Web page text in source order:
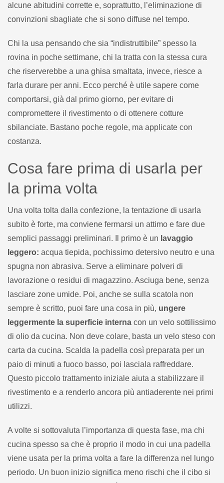
alcune abitudini corrette e, soprattutto, l’eliminazione di
convinzioni sbagliate che si sono diffuse nel tempo.
Chi la usa pensando che sia “indistruttibile” spesso la
rovina in poche settimane, chi la tratta con la stessa cura
che riserverebbe a una ghisa smaltata, invece, riesce a
farla durare per anni. Ecco perché è utile sapere come
comportarsi, già dal primo giorno, per evitare di
compromettere il rivestimento o di ottenere cotture
sbilanciate. Bastano poche regole, ma applicate con
costanza.
Cosa fare prima di usarla per
la prima volta
Una volta tolta dalla confezione, la tentazione di usarla
subito è forte, ma conviene fermarsi un attimo e fare due
semplici passaggi preliminari. Il primo è un lavaggio
leggero: acqua tiepida, pochissimo detersivo neutro e una
spugna non abrasiva. Serve a eliminare polveri di
lavorazione o residui di magazzino. Asciuga bene, senza
lasciare zone umide. Poi, anche se sulla scatola non
sempre è scritto, puoi fare una cosa in più, ungere
leggermente la superficie interna con un velo sottilissimo
di olio da cucina. Non deve colare, basta un velo steso con
carta da cucina. Scalda la padella così preparata per un
paio di minuti a fuoco basso, poi lasciala raffreddare.
Questo piccolo trattamento iniziale aiuta a stabilizzare il
rivestimento e a renderlo ancora più antiaderente nei primi
utilizzi.
A volte si sottovaluta l’importanza di questa fase, ma chi
cucina spesso sa che è proprio il modo in cui una padella
viene usata per la prima volta a fare la differenza nel lungo
periodo. Un buon inizio significa meno rischi che il cibo si